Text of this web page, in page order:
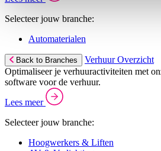
Selecteer jouw branche:
Automaterialen
Back to Branches
Verhuur Overzicht
Optimaliseer je verhuuractiviteiten met
software voor de verhuur.
Lees meer
Selecteer jouw branche:
Hoogwerkers & Liften